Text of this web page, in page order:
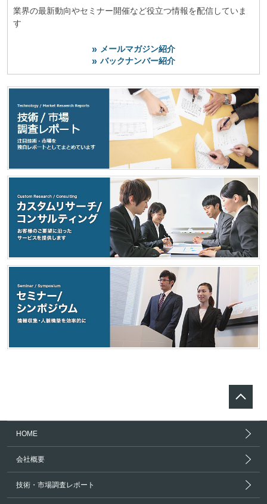
業界の最新動向やセミナー開催など役立つ情報を配信していま
す
メールマガジン紹介
バックナンバー紹介
HOME
会社概要
技術・市場調査レポート